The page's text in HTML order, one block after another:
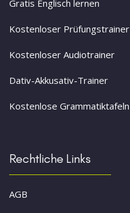
Gratis Englisch lernen
Kostenloser Prüfungstrainer
Kostenloser Audiotrainer
Dativ-Akkusativ-Trainer
Kostenlose Grammatiktafeln
Rechtliche Links
AGB